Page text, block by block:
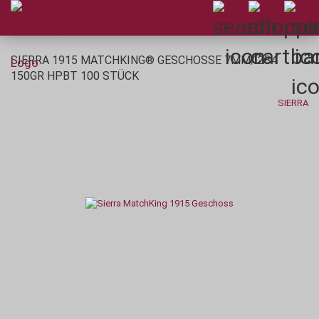
SIERRA 1915 MATCHKING® GESCHOSSE 7MM/.284
150GR HPBT 100 STÜCK
SIERRA